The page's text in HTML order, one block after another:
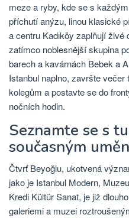
meze a ryby, kde se s
příchutí anýzu, linou klasické
a centru Kadıköy zaplňují
zatímco noblesnější skupina
barech a kavárnách Bebek a
Istanbul naplno, završte
kolegům a postavte se do
nočních hodin.
Seznamte se s
současným
Čtvrť Beyoğlu, ukotvená
jako je Istanbul Modern,
Kredi Kültür Sanat, je již
galeriemi a muzei